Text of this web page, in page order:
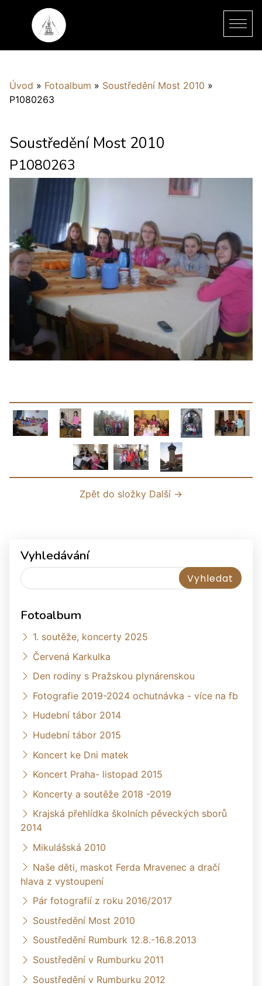
Úvod » Fotoalbum » Soustředění Most 2010 »
P1080263
Soustředění Most 2010
P1080263
Zpět do složky Další →
Vyhledávání
Fotoalbum
1. soutěže, koncerty 2025
Červená Karkulka
Den rodiny s Pražskou plynárenskou
Fotografie 2019-2024 ochutnávka - více na fb
Hudební tábor 2014
Hudební tábor 2015
Koncert ke Dni matek
Koncert Praha- listopad 2015
Koncerty a soutěže 2018 -2019
Krajská přehlídka školních pěveckých sborů
2014
Mikulášská 2010
Naše děti, maskot Ferda Mravenec a dračí
hlava z vystoupení
Pár fotografií z roku 2016/2017
Soustředění Most 2010
Soustředění Rumburk 12.8.-16.8.2013
Soustředění v Rumburku 2011
Soustředění v Rumburku 2012